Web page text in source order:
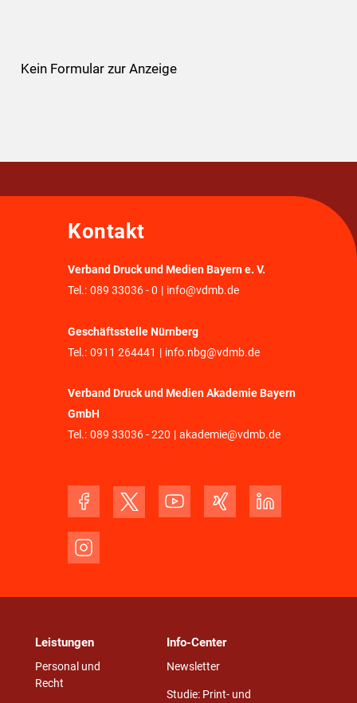
Kein Formular zur Anzeige
Kontakt
Verband Druck und Medien Bayern e. V.
Tel.: 089 33036 - 0 | info@vdmb.de
Geschäftsstelle Nürnberg
Tel.: 0911 264441 | info.nbg@vdmb.de
Verband Druck und Medien Akademie Bayern
GmbH
Tel.: 089 33036 - 220 | akademie@vdmb.de
Leistungen
Personal und
Recht
Info-Center
Newsletter
Studie: Print- und